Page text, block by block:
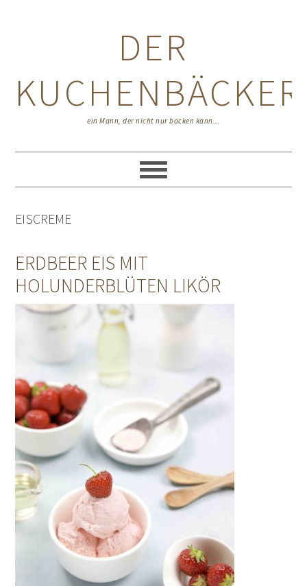
DER
KUCHENBÄCKER
ein Mann, der nicht nur backen kann...
EISCREME
ERDBEER EIS MIT
HOLUNDERBLÜTEN LIKÖR